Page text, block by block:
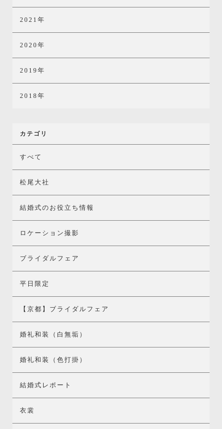
2021年
2020年
2019年
2018年
カテゴリ
すべて
松尾大社
結婚式のお役立ち情報
ロケーション撮影
ブライダルフェア
平日限定
【京都】ブライダルフェア
婚礼和装（白無垢）
婚礼和装（色打掛）
結婚式レポート
衣裳